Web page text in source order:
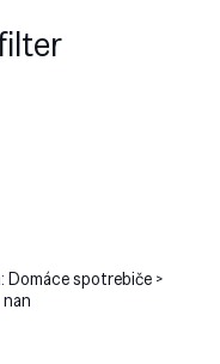
Domáce spotrebiče >
nan